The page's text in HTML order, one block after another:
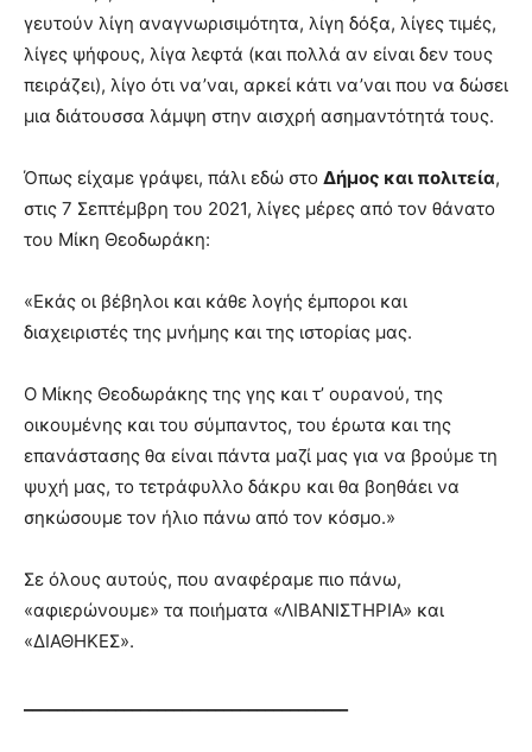
γευτούν λίγη αναγνωρισιμότητα, λίγη δόξα, λίγες τιμές,
λίγες ψήφους, λίγα λεφτά (και πολλά αν είναι δεν τους
πειράζει), λίγο ότι να’ναι, αρκεί κάτι να’ναι που να δώσει
μια διάτουσσα λάμψη στην αισχρή ασημαντότητά τους.
Όπως είχαμε γράψει, πάλι εδώ στο Δήμος και πολιτεία,
στις 7 Σεπτέμβρη του 2021, λίγες μέρες από τον θάνατο
του Μίκη Θεοδωράκη:
«Εκάς οι βέβηλοι και κάθε λογής έμποροι και
διαχειριστές της μνήμης και της ιστορίας μας.
Ο Μίκης Θεοδωράκης της γης και τ’ ουρανού, της
οικουμένης και του σύμπαντος, του έρωτα και της
επανάστασης θα είναι πάντα μαζί μας για να βρούμε τη
ψυχή μας, το τετράφυλλο δάκρυ και θα βοηθάει να
σηκώσουμε τον ήλιο πάνω από τον κόσμο.»
Σε όλους αυτούς, που αναφέραμε πιο πάνω,
«αφιερώνουμε» τα ποιήματα «ΛΙΒΑΝΙΣΤΗΡΙΑ» και
«ΔΙΑΘΗΚΕΣ».